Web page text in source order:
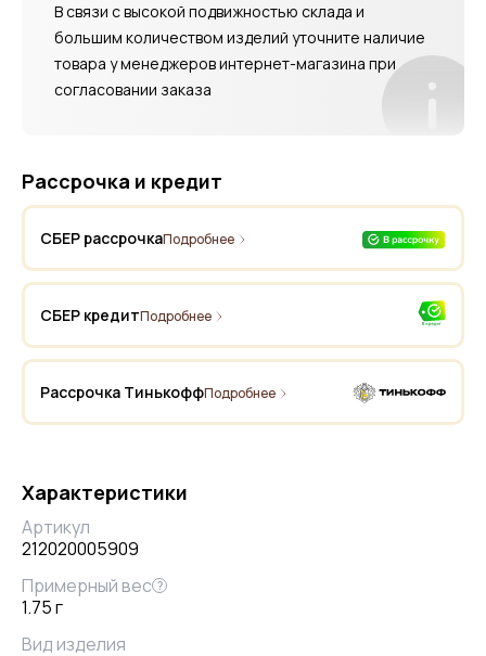
В связи с высокой подвижностью склада и
большим количеством изделий уточните наличие
товара у менеджеров интернет-магазина при
согласовании заказа
Рассрочка и кредит
СБЕР рассрочкаПодробнее
СБЕР кредитПодробнее
Рассрочка ТинькоффПодробнее
Характеристики
Артикул
212020005909
Примерный вес ?
1.75 г
Вид изделия